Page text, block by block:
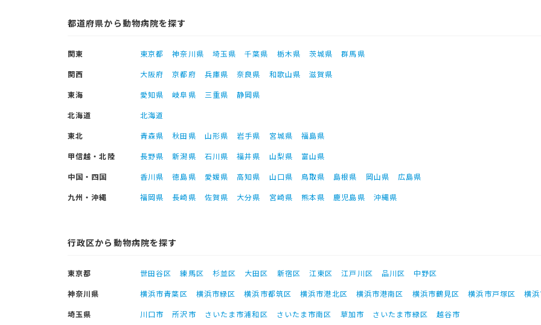
都道府県から動物病院を探す
関東 東京都 神奈川県 埼玉県 千葉県 栃木県 茨城県
群馬県
関西
大阪府 京都府 兵庫県 奈良県 和歌山県
滋賀県
東海
愛知県 岐阜県 三重県
静岡県
北海道
北海道
東北
青森県 秋田県 山形県 岩手県 宮城県
福島県
甲信越・北陸
長野県 新潟県 石川県 福井県 山梨県
富山県
中国・四国
香川県 徳島県 愛媛県 高知県 山口県 鳥取県 島根県 岡山県
広島県
九州・沖縄
福岡県 長崎県 佐賀県 大分県 宮崎県 熊本県 鹿児島県 沖縄県
行政区から動物病院を探す
東京都 世田谷区 練馬区 杉並区 大田区 新宿区 江東区 江戸川区 品川区
中野区
神奈川県
横浜市青葉区 横浜市緑区 横浜市都筑区 横浜市港北区 横浜市港南区 横浜市鶴見区 横浜市戸塚区
横
埼玉県
川口市 所沢市 さいたま市浦和区 さいたま市南区 草加市 さいたま市緑区
越谷市